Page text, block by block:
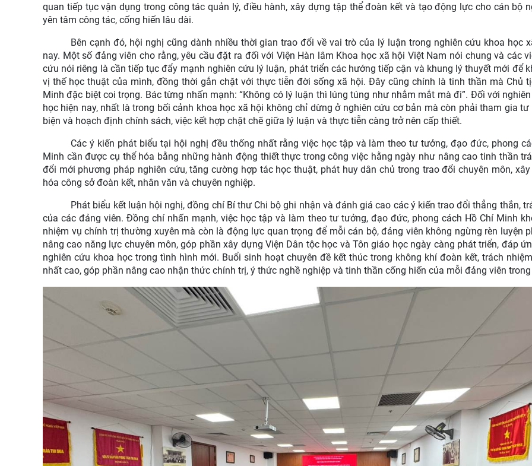
quan tiếp tục vận dụng trong công tác quản lý, điều hành, xây dựng tập thể đoàn kết và tạo động lực cho cán bộ
yên tâm công tác, cống hiến lâu dài.
Bên cạnh đó, hội nghị cũng dành nhiều thời gian trao đổi về vai trò của lý luận trong nghiên cứu khoa học
nay. Một số đảng viên cho rằng, yêu cầu đặt ra đối với Viện Hàn lâm Khoa học xã hội Việt Nam nói chung và các
cứu nói riêng là cần tiếp tục đẩy mạnh nghiên cứu lý luận, phát triển các hướng tiếp cận và khung lý thuyết mới để
vị thế học thuật của mình, đồng thời gắn chặt với thực tiễn đời sống xã hội. Đây cũng chính là tinh thần mà Chủ
Minh đặc biệt coi trọng. Bác từng nhấn mạnh: “Không có lý luận thì lúng túng như nhắm mắt mà đi”. Đối với
học hiện nay, nhất là trong bối cảnh khoa học xã hội không chỉ dừng ở nghiên cứu cơ bản mà còn phải tham gia tư
biện và hoạch định chính sách, việc kết hợp chặt chẽ giữa lý luận và thực tiễn càng trở nên cấp thiết.
Các ý kiến phát biểu tại hội nghị đều thống nhất rằng việc học tập và làm theo tư tưởng, đạo đức, phong
Minh cần được cụ thể hóa bằng những hành động thiết thực trong công việc hằng ngày như nâng cao tinh thần
đổi mới phương pháp nghiên cứu, tăng cường hợp tác học thuật, phát huy dân chủ trong trao đổi chuyên môn,
hóa công sở đoàn kết, nhân văn và chuyên nghiệp.
Phát biểu kết luận hội nghị, đồng chí Bí thư Chi bộ ghi nhận và đánh giá cao các ý kiến trao đổi thẳng thắn,
của các đảng viên. Đồng chí nhấn mạnh, việc học tập và làm theo tư tưởng, đạo đức, phong cách Hồ Chí Minh
nhiệm vụ chính trị thường xuyên mà còn là động lực quan trọng để mỗi cán bộ, đảng viên không ngừng rèn luyện
nâng cao năng lực chuyên môn, góp phần xây dựng Viện Dân tộc học và Tôn giáo học ngày càng phát triển, đáp
nghiên cứu khoa học trong tình hình mới. Buổi sinh hoạt chuyên đề kết thúc trong không khí đoàn kết, trách
nhất cao, góp phần nâng cao nhận thức chính trị, ý thức nghề nghiệp và tinh thần cống hiến của mỗi đảng viên trong